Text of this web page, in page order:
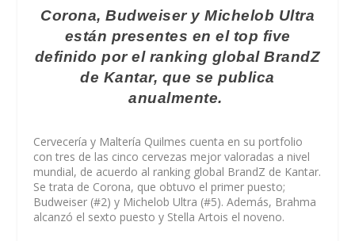
Corona, Budweiser y Michelob Ultra
están presentes en el top five
definido por el ranking global BrandZ
de Kantar, que se publica
anualmente.
Cervecería y Maltería Quilmes cuenta en su portfolio
con tres de las cinco cervezas mejor valoradas a nivel
mundial, de acuerdo al ranking global BrandZ de Kantar.
Se trata de Corona, que obtuvo el primer puesto;
Budweiser (#2) y Michelob Ultra (#5). Además, Brahma
alcanzó el sexto puesto y Stella Artois el noveno.